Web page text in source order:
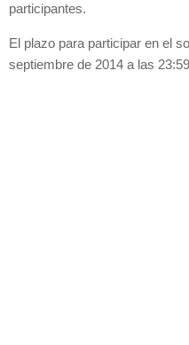
participantes.
El plazo para participar en el
septiembre de 2014 a las